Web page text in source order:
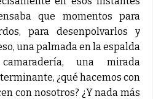
que momentos para
para desenpolvarlos y
una palmada en la espalda
una mirada
¿qué hacemos con
con nosotros? ¿Y nada más